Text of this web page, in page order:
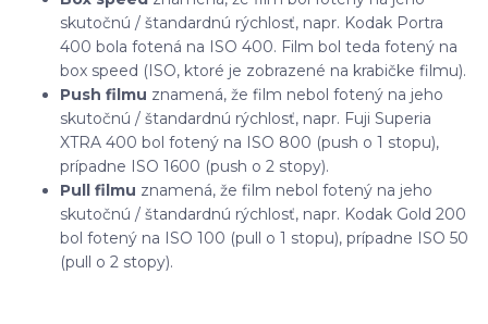
skutočnú / štandardnú rýchlosť, napr. Kodak Portra
400 bola fotená na ISO 400. Film bol teda fotený na
box speed (ISO, ktoré je zobrazené na krabičke filmu).
Push filmu znamená, že film nebol fotený na jeho
skutočnú / štandardnú rýchlosť, napr. Fuji Superia
XTRA 400 bol fotený na ISO 800 (push o 1 stopu),
prípadne ISO 1600 (push o 2 stopy).
Pull filmu znamená, že film nebol fotený na jeho
skutočnú / štandardnú rýchlosť, napr. Kodak Gold 200
bol fotený na ISO 100 (pull o 1 stopu), prípadne ISO 50
(pull o 2 stopy).